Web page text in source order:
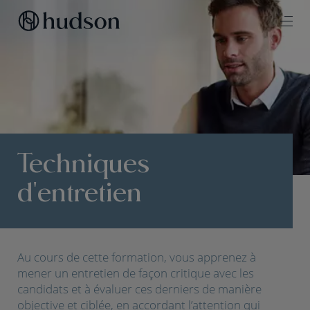
Techniques
d'entretien
Au cours de cette formation, vous apprenez à
mener un entretien de façon critique avec les
candidats et à évaluer ces derniers de manière
objective et ciblée, en accordant l’attention qui